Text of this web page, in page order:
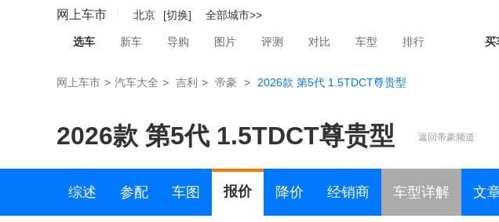
网上车市 北京 [切换] 全部城市>>
选车 新车 导购 图片 评测 对比 车型 排行 买
网上车市 > 汽车大全 > 吉利 > 帝豪 > 2026款 第5代 1.5TDCT尊贵型
2026款 第5代 1.5TDCT尊贵型 返回帝豪频道
综述 参配 车图 报价 降价 经销商 车型详解 文